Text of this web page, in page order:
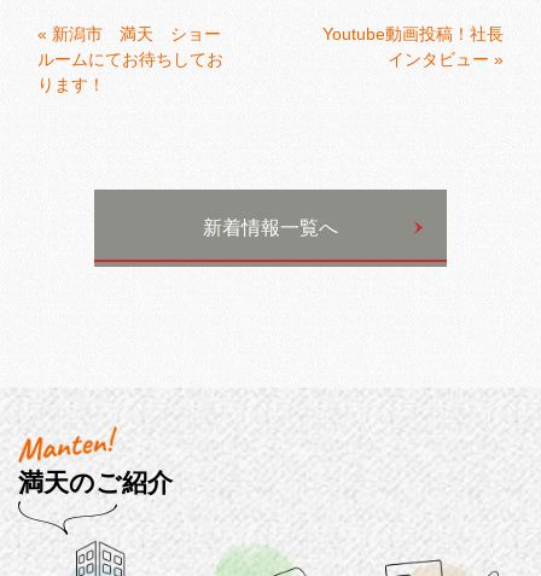
« 新潟市 満天 ショー
ルームにてお待ちしてお
ります！
Youtube動画投稿！社長
インタビュー »
新着情報一覧へ
満天のご紹介